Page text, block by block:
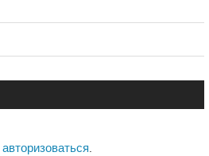
авторизоваться.